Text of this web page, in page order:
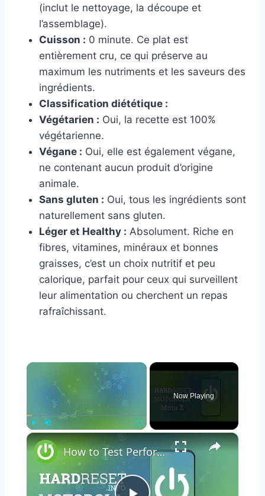
(inclut le nettoyage, la découpe et
l’assemblage).
Cuisson : 0 minute. Ce plat est
entièrement cru, ce qui préserve au
maximum les nutriments et les saveurs des
ingrédients.
Classification diététique :
Végétarien : Oui, la recette est 100%
végétarienne.
Végane : Oui, elle est également végane,
ne contenant aucun produit d’origine
animale.
Sans gluten : Oui, tous les ingrédients sont
naturellement sans gluten.
Léger et Healthy : Absolument. Riche en
fibres, vitamines, minéraux et bonnes
graisses, c’est un choix nutritif et peu
calorique, parfait pour ceux qui surveillent
leur alimentation ou cherchent un repas
rafraîchissant.
×
Now Playing
×
How to Test Performance of Motorola Moto Z - Benchmark 3DMark Results